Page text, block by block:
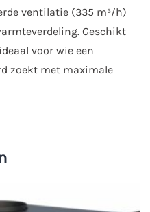
ventilatie (335 m³/h)
Geschikt
voor wie een
zoekt met maximale